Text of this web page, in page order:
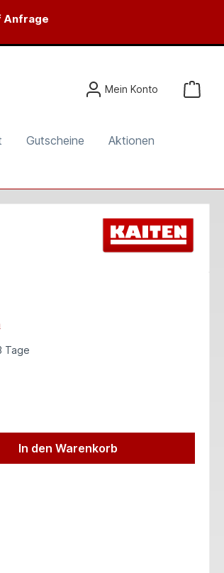
Anfrage
Mein Konto
Gutscheine Aktionen
Tage
In den Warenkorb